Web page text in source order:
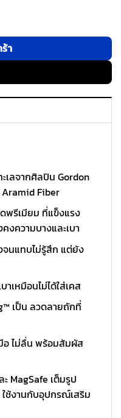
- เคส Galaxy S26 Ultra - สี
า
เลจากศิลปิน Gordon
Fiber
พรีเมียม ที่แข็งแรง
งความบางและเบา
จนแทบไม่รู้สึก แต่ยัง
าเหมือนไม่ได้ใส่เคส
เป็น ลวดลายถักที่
ไม่ลื่น พร้อมสัมผัส
MagSafe เต็มรูป
ช้งานกับอุปกรณ์เสริม